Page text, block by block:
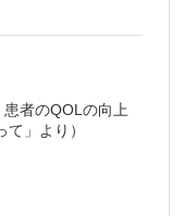
者のQOLの向上
」より）